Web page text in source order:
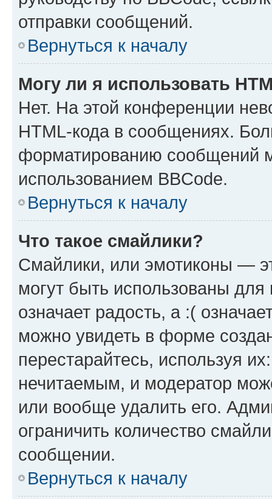
отправки сообщений.
Вернуться к началу
Могу ли я использовать
Нет. На этой конференции
HTML-кода в сообщениях.
форматированию сообщений
использованием BBCode.
Вернуться к началу
Что такое смайлики?
Смайлики, или эмотиконы —
могут быть использованы
означает радость, а :(
можно увидеть в форме
перестарайтесь, используя
нечитаемым, и модератор
или вообще удалить его.
ограничить количество
сообщении.
Вернуться к началу